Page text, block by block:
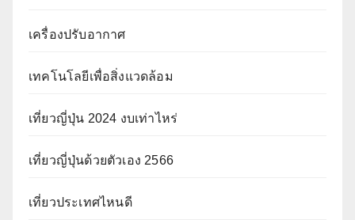
เครื่องปรับอากาศ
เทคโนโลยีเพื่อสิ่งแวดล้อม
เที่ยวญี่ปุ่น 2024 งบเท่าไหร่
เที่ยวญี่ปุ่นด้วยตัวเอง 2566
เที่ยวประเทศไหนดี